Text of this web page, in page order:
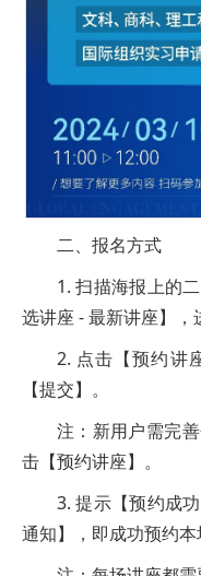
二、报名方式
1. 扫描海报上的
选讲座 - 最新讲座】，
2. 点击【预约讲
【提交】。
注：新用户需完
击【预约讲座】。
3. 提示【预约成
通知】，即成功预约本